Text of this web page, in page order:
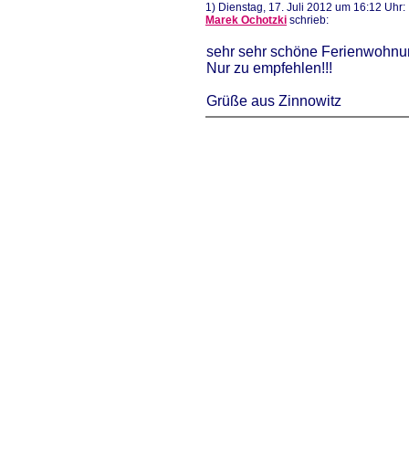
1) Dienstag, 17. Juli 2012 um 16:12 Uhr:
Marek Ochotzki schrieb:
sehr sehr schöne
Nur zu empfehlen!!!
Grüße aus Zinnowitz